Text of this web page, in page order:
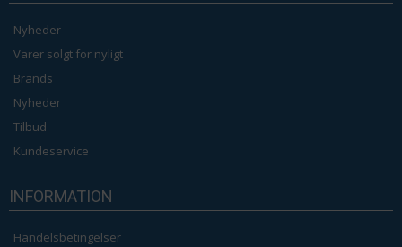
Nyheder
Varer solgt for nyligt
Brands
Nyheder
Tilbud
Kundeservice
INFORMATION
Handelsbetingelser